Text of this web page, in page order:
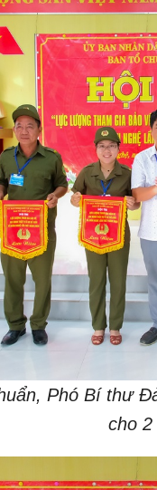
Phó Bí thư
cho 2